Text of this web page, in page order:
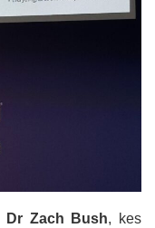
Dr Zach Bush, kes